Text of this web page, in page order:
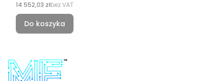
Cena
14 552,03 złbez VAT
Do koszyka